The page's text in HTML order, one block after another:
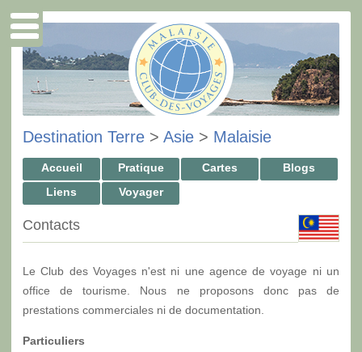
Destination Terre > Asie > Malaisie
Accueil Pratique Cartes
Blogs
Liens
Voyager
Contacts
Le Club des Voyages n'est ni une agence de voyage ni un
office de tourisme. Nous ne proposons donc pas de
prestations commerciales ni de documentation.
Particuliers